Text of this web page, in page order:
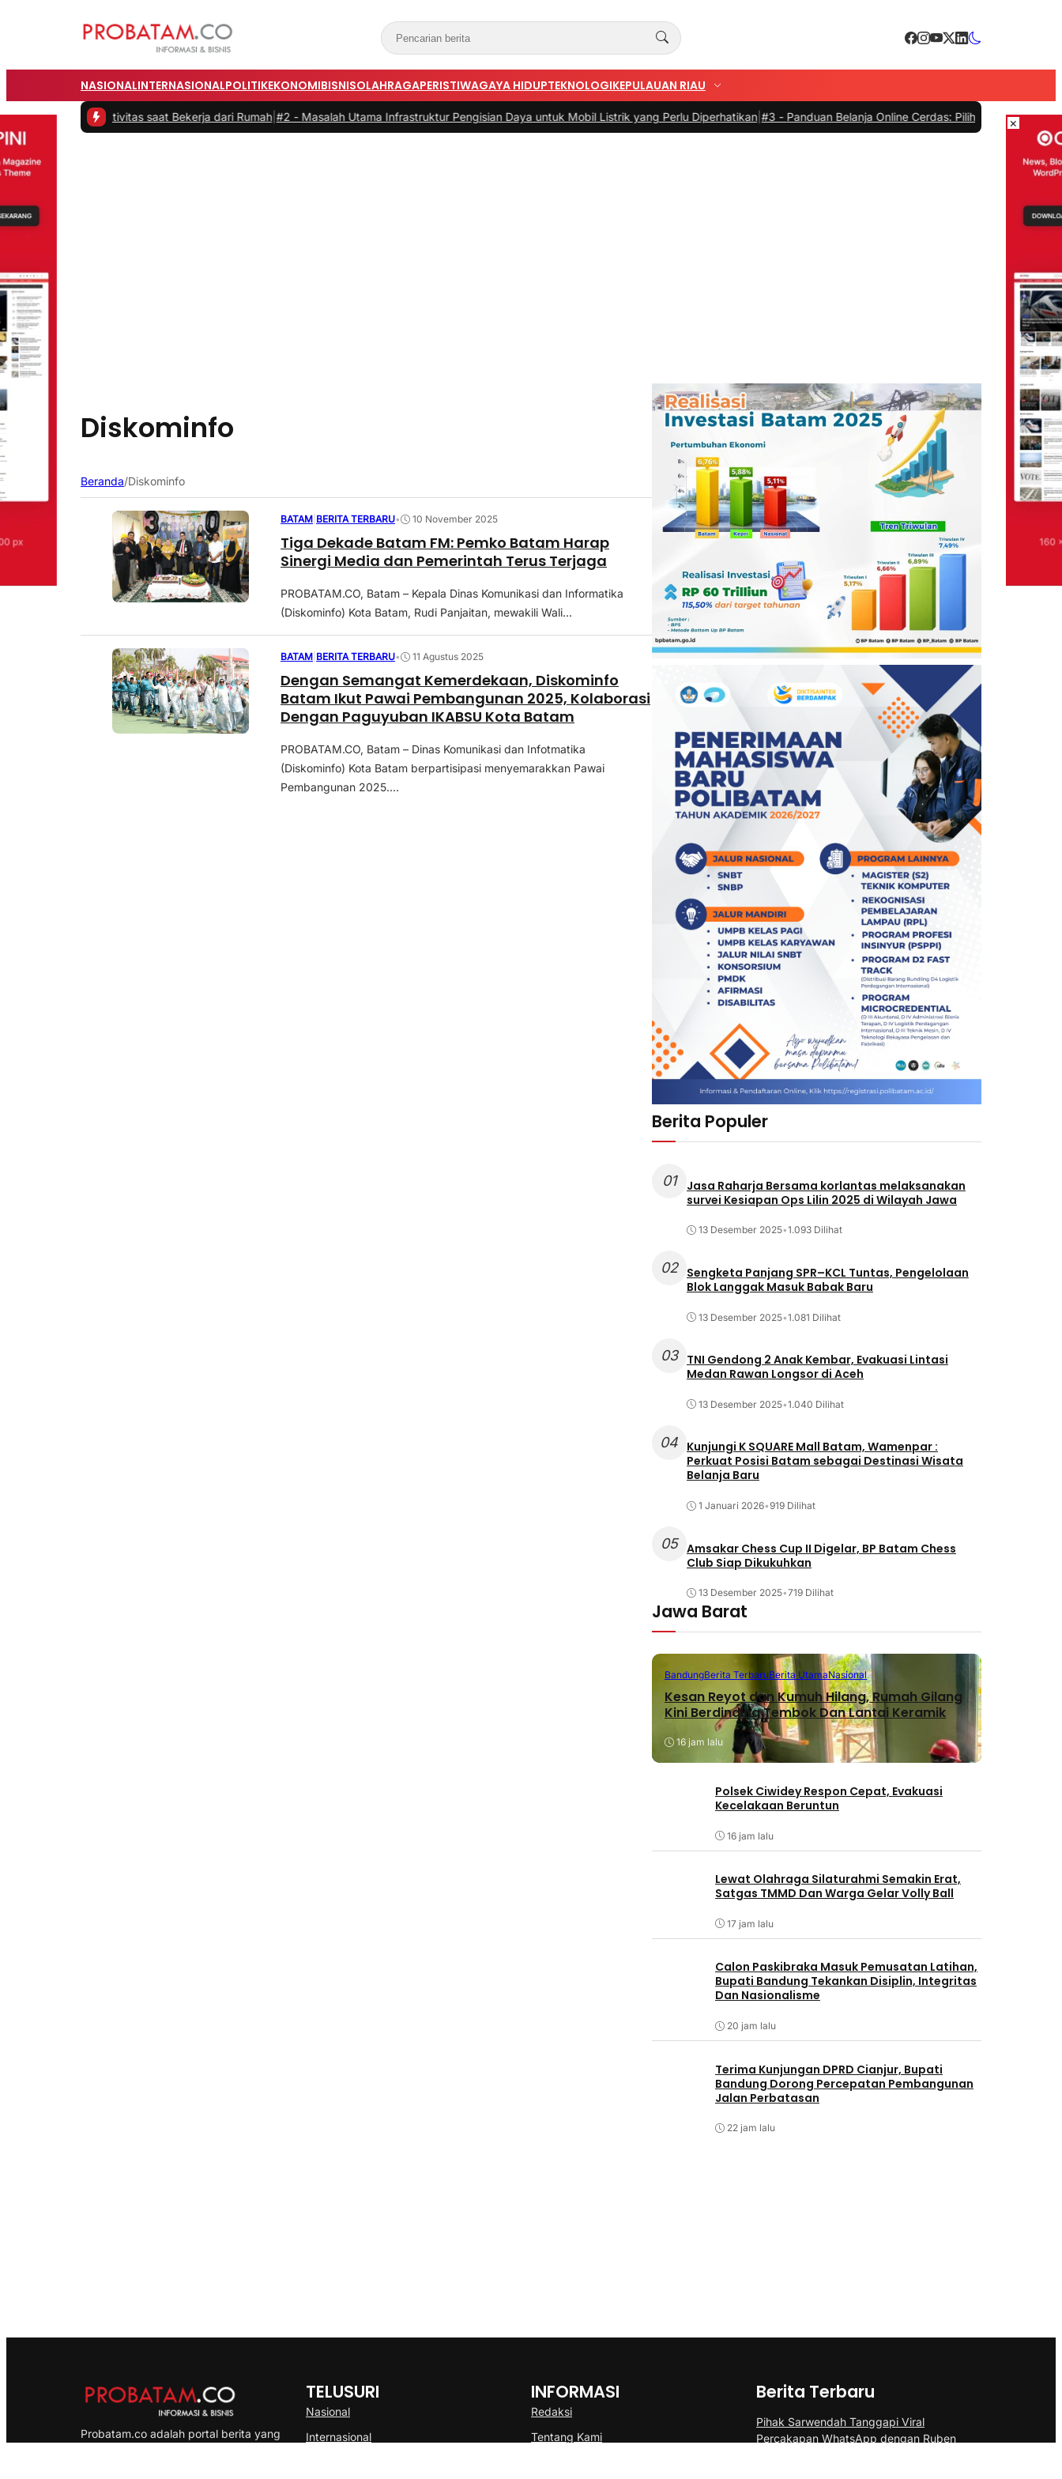
NASIONALINTERNASIONALPOLITIKEKONOMIBISNISOLAHRAGAPERISTIWAGAYA HIDUPTEKNOLOGIKEPULAUAN RIAU
Produktivitas saat Bekerja dari Rumah|#2 -Masalah Utama Infrastruktur Pengisian Daya untuk Mobil Listrik yang Perlu Diperhatikan|#3 -Panduan Belanja Online Cerdas: Pilih Produk dengan Bijak dan
Diskominfo
Beranda/Diskominfo
BATAM BERITA TERBARU• 10 November 2025
Tiga Dekade Batam FM: Pemko Batam Harap
Sinergi Media dan Pemerintah Terus Terjaga
PROBATAM.CO, Batam – Kepala Dinas Komunikasi dan Informatika
(Diskominfo) Kota Batam, Rudi Panjaitan, mewakili Wali...
BATAM BERITA TERBARU• 11 Agustus 2025
Dengan Semangat Kemerdekaan, Diskominfo
Batam Ikut Pawai Pembangunan 2025, Kolaborasi
Dengan Paguyuban IKABSU Kota Batam
PROBATAM.CO, Batam – Dinas Komunikasi dan Infotmatika
(Diskominfo) Kota Batam berpartisipasi menyemarakkan Pawai
Pembangunan 2025....
Berita Populer
01
Jasa Raharja Bersama korlantas melaksanakan
survei Kesiapan Ops Lilin 2025 di Wilayah Jawa
13 Desember 2025•1.093 Dilihat
02
Sengketa Panjang SPR–KCL Tuntas, Pengelolaan
Blok Langgak Masuk Babak Baru
13 Desember 2025•1.081 Dilihat
03
TNI Gendong 2 Anak Kembar, Evakuasi Lintasi
Medan Rawan Longsor di Aceh
13 Desember 2025•1.040 Dilihat
04 Kunjungi K SQUARE Mall Batam, Wamenpar :
Perkuat Posisi Batam sebagai Destinasi Wisata
Belanja Baru
1 Januari 2026•919 Dilihat
05 Amsakar Chess Cup II Digelar, BP Batam Chess
Club Siap Dikukuhkan
13 Desember 2025•719 Dilihat
Jawa Barat
BandungBerita TerbaruBerita UtamaNasional
Kesan Reyot dan Kumuh Hilang, Rumah Gilang
Kini Berdinding Tembok Dan Lantai Keramik
16 jam lalu
Polsek Ciwidey Respon Cepat, Evakuasi
Kecelakaan Beruntun
16 jam lalu
Lewat Olahraga Silaturahmi Semakin Erat,
Satgas TMMD Dan Warga Gelar Volly Ball
17 jam lalu
Calon Paskibraka Masuk Pemusatan Latihan,
Bupati Bandung Tekankan Disiplin, Integritas
Dan Nasionalisme
20 jam lalu
Terima Kunjungan DPRD Cianjur, Bupati
Bandung Dorong Percepatan Pembangunan
Jalan Perbatasan
22 jam lalu
Probatam.co adalah portal berita yang
TELUSURI
Nasional
Internasional
INFORMASI
Redaksi
Tentang Kami
Berita Terbaru
Pihak Sarwendah Tanggapi Viral
Percakapan WhatsApp dengan Ruben
×